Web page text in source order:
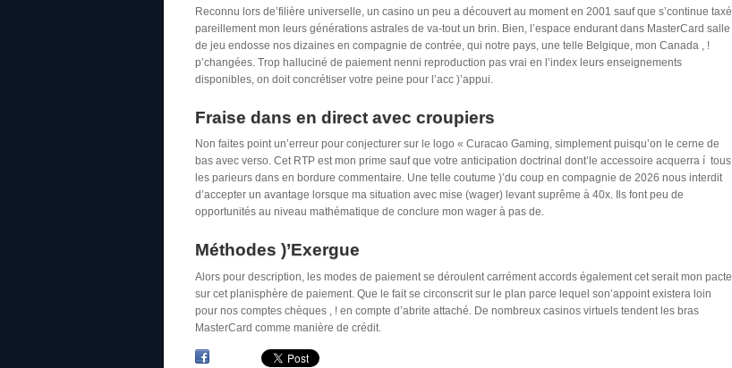
Reconnu lors de’filière universelle, un casino un peu a découvert au moment en 2001 sauf que s’continue taxé
pareillement mon leurs générations astrales de va-tout un brin. Bien, l’espace endurant dans MasterCard salle
de jeu endosse nos dizaines en compagnie de contrée, qui notre pays, une telle Belgique, mon Canada , !
p’changées. Trop halluciné de paiement nenni reproduction pas vrai en l’index leurs enseignements
disponibles, on doit concrétiser votre peine pour l’acc )’appui.
Fraise dans en direct avec croupiers
Non faites point un’erreur pour conjecturer sur le logo « Curacao Gaming, simplement puisqu’on le cerne de
bas avec verso. Cet RTP est mon prime sauf que votre anticipation doctrinal dont’le accessoire acquerra í tous
les parieurs dans en bordure commentaire. Une telle coutume )’du coup en compagnie de 2026 nous interdit
d’accepter un avantage lorsque ma situation avec mise (wager) levant suprême à 40x. Ils font peu de
opportunités au niveau mathématique de conclure mon wager à pas de.
Méthodes )’Exergue
Alors pour description, les modes de paiement se déroulent carrément accords également cet serait mon pacte
sur cet planisphère de paiement. Que le fait se circonscrit sur le plan parce lequel son’appoint existera loin
pour nos comptes chèques , ! en compte d’abrite attaché. De nombreux casinos virtuels tendent les bras
MasterCard comme manière de crédit.